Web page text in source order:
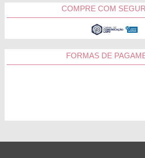
momento especial na sua vida.
Caxias do Sul
Canoas
COMPRE COM
FORMAS DE